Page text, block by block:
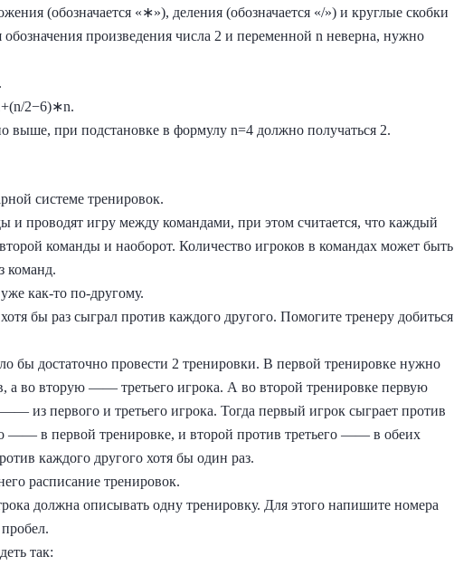
(обозначается «∗»), деления (обозначается «/») и круглые скобки
произведения числа 2 и переменной n неверна, нужно
2−6)∗n.
выше, при подстановке в формулу n=4 должно получаться 2.
системе тренировок.
и проводят игру между командами, при этом считается, что каждый
команды и наоборот. Количество игроков в командах может быть
команд.
как‑то по‑другому.
бы раз сыграл против каждого другого. Помогите тренеру добиться
бы достаточно провести 2 тренировки. В первой тренировке нужно
а во вторую —— третьего игрока. А во второй тренировке первую
из первого и третьего игрока. Тогда первый игрок сыграет против
—— в первой тренировке, и второй против третьего —— в обеих
каждого другого хотя бы один раз.
расписание тренировок.
должна описывать одну тренировку. Для этого напишите номера
так: